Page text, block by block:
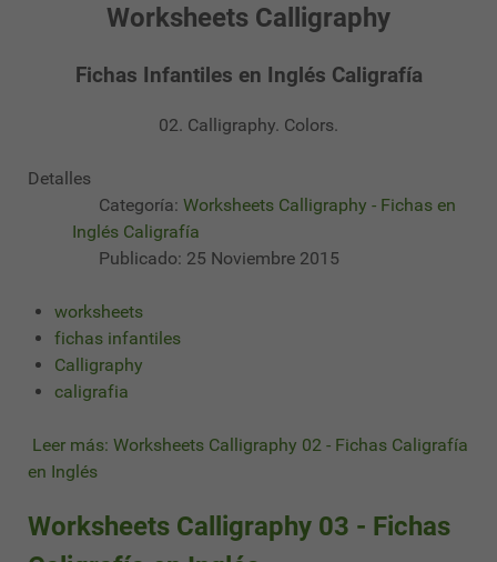
Worksheets Calligraphy
Fichas Infantiles en Inglés Caligrafía
02. Calligraphy. Colors.
Detalles
Categoría: Worksheets Calligraphy - Fichas en
Inglés Caligrafía
Publicado: 25 Noviembre 2015
worksheets
fichas infantiles
Calligraphy
caligrafia
Leer más: Worksheets Calligraphy 02 - Fichas Caligrafía
en Inglés
Worksheets Calligraphy 03 - Fichas